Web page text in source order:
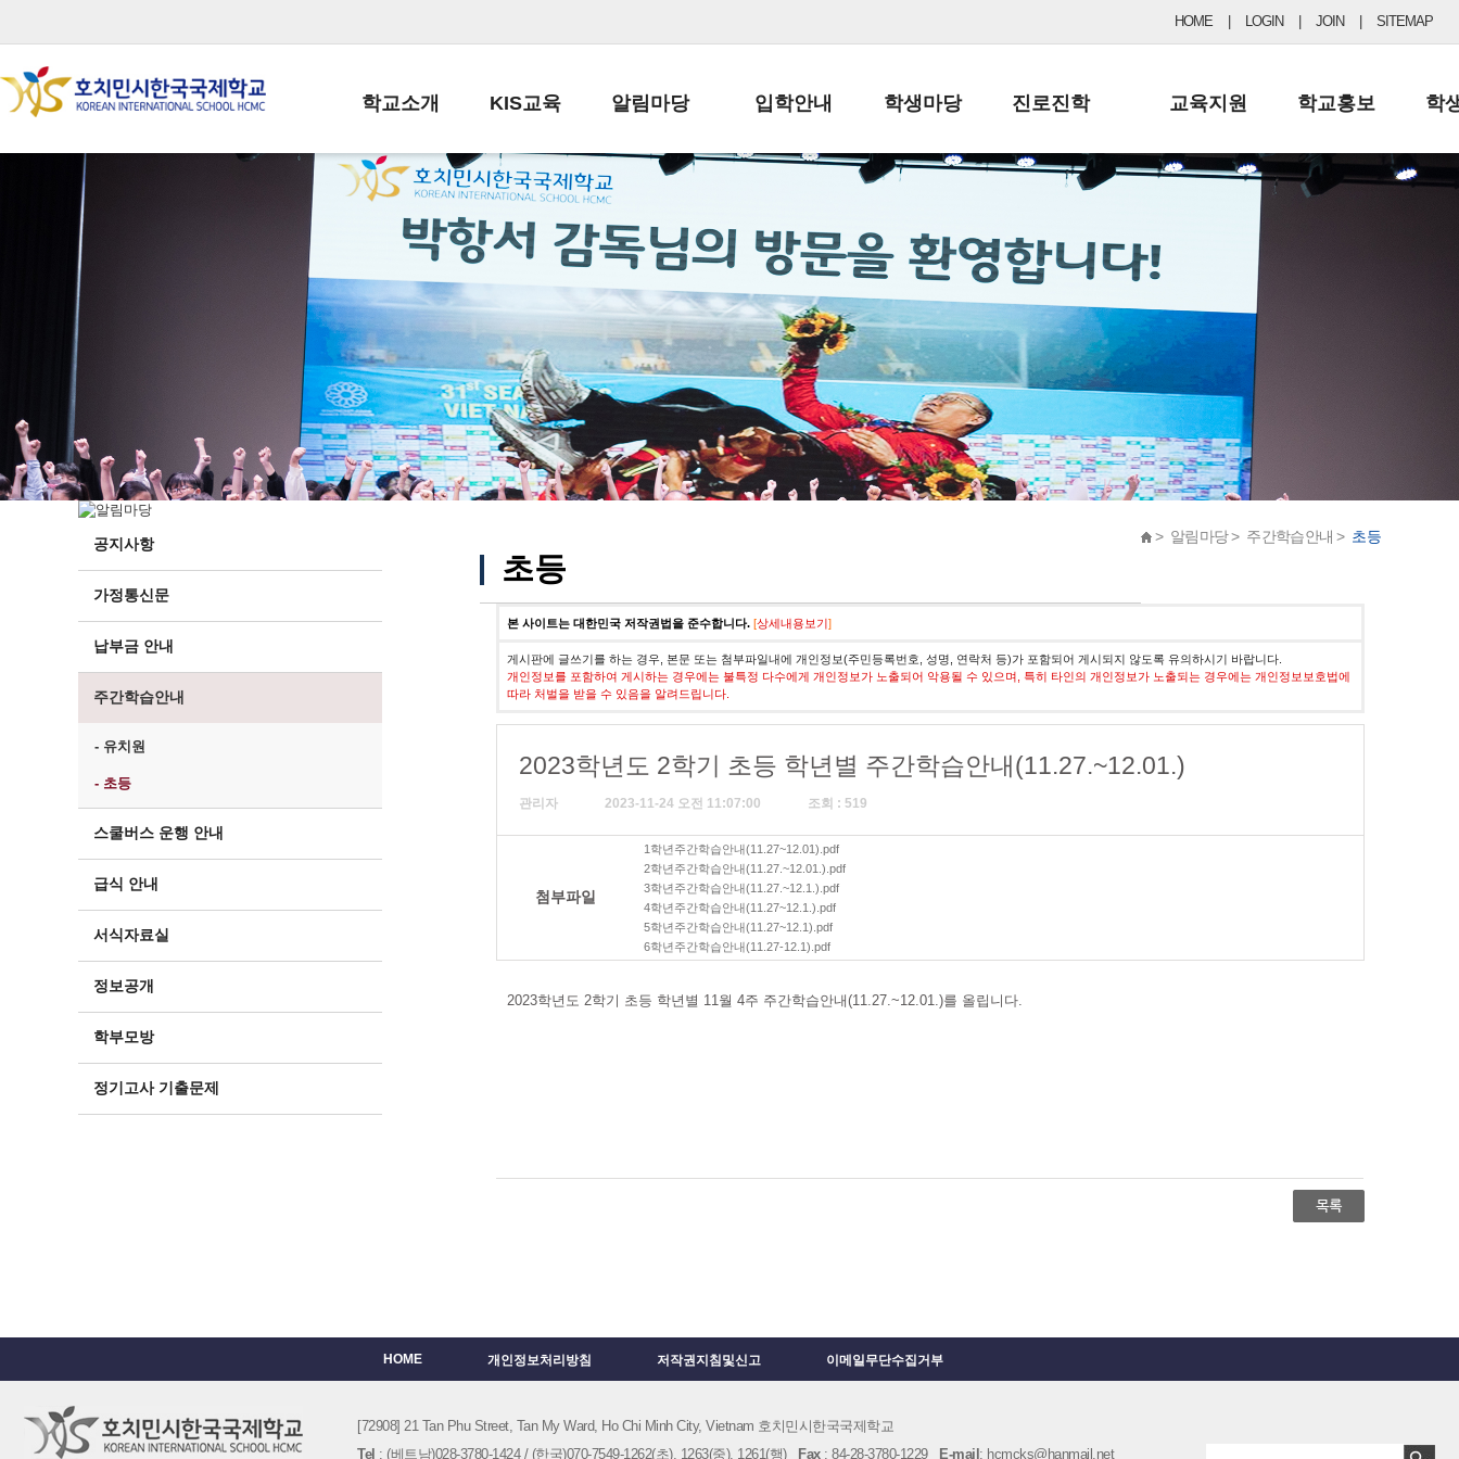
HOME LOGIN JOIN SITEMAP
학교소개
학교장인사말
학교상징
학교연혁
교직원현황
학생현황
위치/전화
전경사진
KIS교육
교육목표
학사일정
일과시간표
성과평가자료
알림마당
공지사항
납부금 안내
스쿨버스 운행 안내
급식안내
서식자료실
학부모방
정기고사 기출문제
입학안내
전-편입 서류양식
입학금/수업료
교복구입안내
학생마당
학생생활규정
학교신문
자율진로동아리
유초등 소식지
진로진학
공지사항 및 입시자료
드림레터
교육지원
행정실
학교운영위원회
학교건축기금
학교홍보
보도자료
학
공지사항
가정통신문
납부금 안내
주간학습안내
- 유치원
- 초등
스쿨버스 운행 안내
급식 안내
서식자료실
정보공개
학부모방
정기고사 기출문제
> 알림마당 > 주간학습안내 > 초등
초등
본 사이트는 대한민국 저작권법을 준수합니다. [상세내용보기]
게시판에 글쓰기를 하는 경우, 본문 또는 첨부파일내에 개인정보(주민등록번호, 성명, 연락처 등)가 포함되어 게시되지 않도록 유의하시기 바랍니다.
개인정보를 포함하여 게시하는 경우에는 불특정 다수에게 개인정보가 노출되어 악용될 수 있으며, 특히 타인의 개인정보가 노출되는 경우에는 개인정보보호법에
따라 처벌을 받을 수 있음을 알려드립니다.
2023학년도 2학기 초등 학년별 주간학습안내(11.27.~12.01.)
관리자 2023-11-24 오전 11:07:00 조회 : 519
첨부파일
1학년주간학습안내(11.27~12.01).pdf
2학년주간학습안내(11.27.~12.01.).pdf
3학년주간학습안내(11.27.~12.1.).pdf
4학년주간학습안내(11.27~12.1.).pdf
5학년주간학습안내(11.27~12.1).pdf
6학년주간학습안내(11.27-12.1).pdf
2023학년도 2학기 초등 학년별 11월 4주 주간학습안내(11.27.~12.01.)를 올립니다.
HOME 개인정보처리방침 저작권지침및신고 이메일무단수집거부
[72908] 21 Tan Phu Street, Tan My Ward, Ho Chi Minh City, Vietnam 호치민시한국국제학교
Tel : (베트남)028-3780-1424 / (한국)070-7549-1262(초), 1263(중), 1261(행) Fax: 84-28-3780-1229 E-mail : hcmcks@hanmail.net